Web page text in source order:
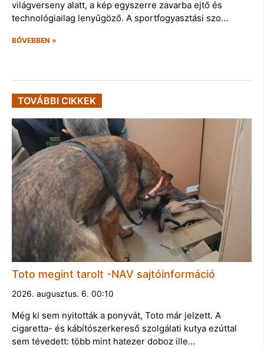
világverseny alatt, a kép egyszerre zavarba ejtő és
technológiailag lenyűgöző. A sportfogyasztási szo…
BŐVEBBEN »
TOVÁBBI CIKKEK
Toto megint tarolt -NAV sajtóinformáció
2026. augusztus. 6. 00:10
Még ki sem nyitották a ponyvát, Toto már jelzett. A
cigaretta- és kábítószerkereső szolgálati kutya ezúttal
sem tévedett: több mint hatezer doboz ille…